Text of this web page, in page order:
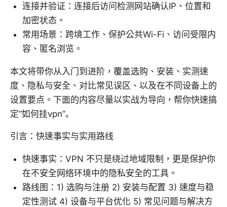
连接并验证：连接后访问检测网站确认IP、位置和
加密状态。
常用场景：跨境工作、保护公共Wi-Fi、访问受限内
容、匿名浏览。
本文将带你从入门到进阶，覆盖选购、安装、实测速
度、隐私与安全、对比常见误区、以及在不同设备上的
设置要点。下面的内容尽量以实战为导向，帮你快速搞
定“如何挂vpn”。
引言：快速事实与实用路线
快速事实：VPN 不只是绕过地域限制，更是保护你
在不安全网络环境中的隐私安全的工具。
路线图：1) 选购与注册 2) 安装与配置 3) 速度与稳
定性测试 4) 设备与平台优化 5) 常见问题与解决方